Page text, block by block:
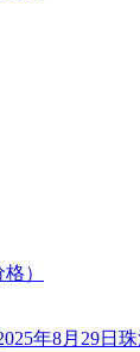
）
年8月29日